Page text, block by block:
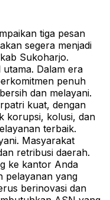
tiga pesan
segera menjadi
Sukoharjo.
utama. Dalam era
penuh
dan melayani.
kuat, dengan
korupsi, kolusi, dan
terbaik.
Masyarakat
retribusi daerah.
ke kantor Anda
pelayanan yang
berinovasi dan